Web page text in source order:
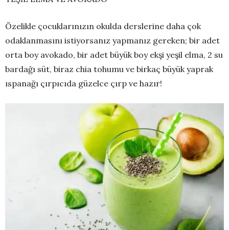
Özelikle çocuklarınızın okulda derslerine daha çok
odaklanmasını istiyorsanız yapmanız gereken; bir adet
orta boy avokado, bir adet büyük boy ekşi yeşil elma, 2 su
bardağı süt, biraz chia tohumu ve birkaç büyük yaprak
ıspanağı çırpıcıda güzelce çırp ve hazır!